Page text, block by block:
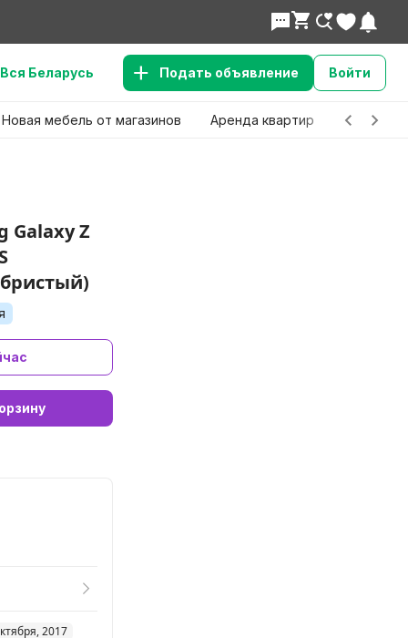
Вся Беларусь Подать объявление Войти
Новая мебель от магазинов Аренда квартир Детские
Galaxy Z
2017